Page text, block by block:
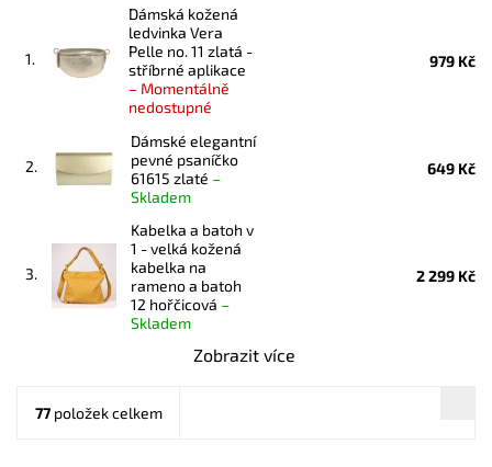
1.
Dámská kožená
ledvinka Vera
Pelle no. 11 zlatá -
stříbrné aplikace
– Momentálně
nedostupné
979 Kč
2.
Dámské elegantní
pevné psaníčko
61615 zlaté –
Skladem
649 Kč
3.
Kabelka a batoh v
1 - velká kožená
kabelka na
rameno a batoh
12 hořčicová –
Skladem
2 299 Kč
Zobrazit více
77 položek celkem